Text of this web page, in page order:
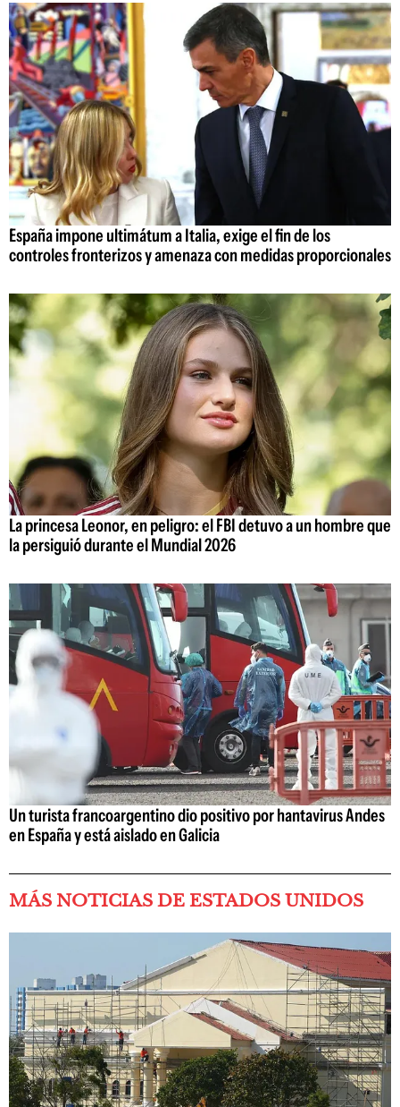
España impone ultimátum a Italia, exige el fin de los
controles fronterizos y amenaza con medidas proporcionales
La princesa Leonor, en peligro: el FBI detuvo a un hombre que
la persiguió durante el Mundial 2026
Un turista francoargentino dio positivo por hantavirus Andes
en España y está aislado en Galicia
MÁS NOTICIAS DE ESTADOS UNIDOS